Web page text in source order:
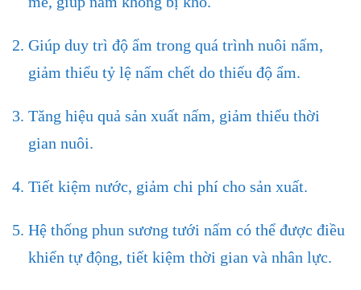
Giúp duy trì độ ẩm trong quá trình nuôi nấm,
giảm thiểu tỷ lệ nấm chết do thiếu độ ẩm.
Tăng hiệu quả sản xuất nấm, giảm thiểu thời
gian nuôi.
Tiết kiệm nước, giảm chi phí cho sản xuất.
Hệ thống phun sương tưới nấm có thể được điều
khiển tự động, tiết kiệm thời gian và nhân lực.